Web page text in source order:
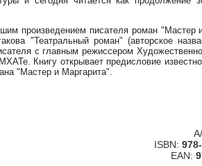
произведением писателя роман "Мастер
"Театральный роман" (авторское
с главным режиссером
Книгу открывает предисловие
"Мастер и Маргарита".
ISBN:
EAN: